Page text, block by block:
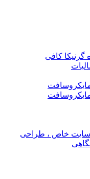
گرنیکا کافی
خاص ، طراحی